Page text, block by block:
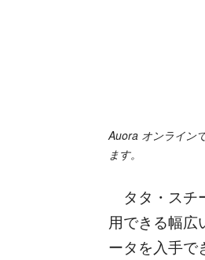
Auora オンライン
ます。
タタ・スチ
用できる幅広
ータを入手で